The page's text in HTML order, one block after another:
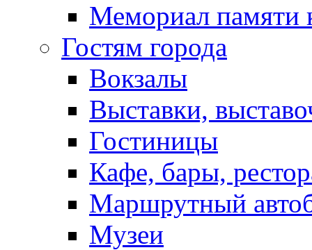
Мемориал памяти
Гостям города
Вокзалы
Выставки,
Гостиницы
Кафе, бары,
Маршрутный
Музеи